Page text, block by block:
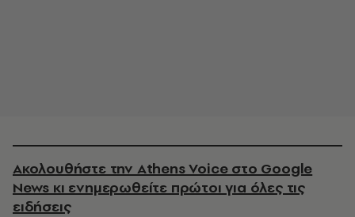
Ακολουθήστε την Athens Voice στο Google
News κι ενημερωθείτε πρώτοι για όλες τις
ειδήσεις